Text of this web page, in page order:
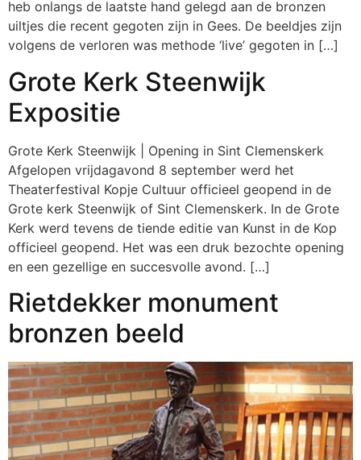
heb onlangs de laatste hand gelegd aan de bronzen
uiltjes die recent gegoten zijn in Gees. De beeldjes zijn
volgens de verloren was methode ‘live’ gegoten in […]
Grote Kerk Steenwijk
Expositie
Grote Kerk Steenwijk | Opening in Sint Clemenskerk
Afgelopen vrijdagavond 8 september werd het
Theaterfestival Kopje Cultuur officieel geopend in de
Grote kerk Steenwijk of Sint Clemenskerk. In de Grote
Kerk werd tevens de tiende editie van Kunst in de Kop
officieel geopend. Het was een druk bezochte opening
en een gezellige en succesvolle avond. […]
Rietdekker monument
bronzen beeld